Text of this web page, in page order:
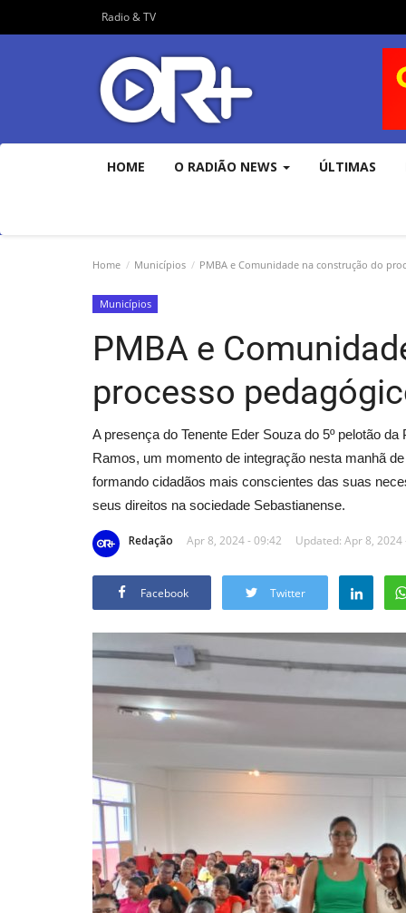
Radio & TV
HOME O RADIÃO NEWS ÚLTIMAS
Home Municípios PMBA e Comunidade na construção do
Municípios
PMBA e
processo
A presença do Tenente Eder Souza do 5º pelotão
Ramos, um momento de integração nesta manhã
formando cidadãos mais conscientes das suas
seus direitos na sociedade Sebastianense.
Redação Apr 8, 2024 - 09:42 Updated: Apr 8, 2024
Facebook Twitter